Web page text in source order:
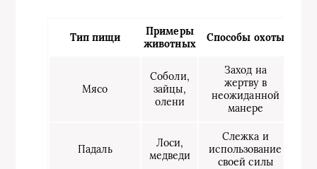
Тип пищи
Примеры
животных
Способы охоты
Мясо
Соболи,
зайцы,
олени
Заход на
жертву в
неожиданной
манере
Падаль
Лоси,
медведи
Слежка и
использование
своей силы